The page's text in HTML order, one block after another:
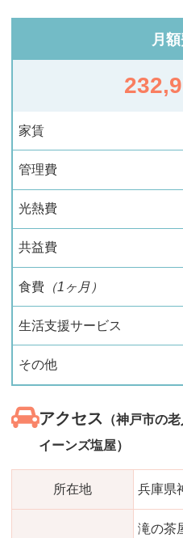
月
家賃
管理費
光熱費
共益費
食費（1ヶ月）
生活支援サービス
その他
アクセス
（神戸市の
イーンズ塩屋）
所在地 兵庫県
滝の茶